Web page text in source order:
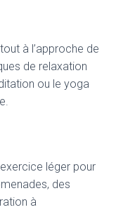
à l’approche de
de relaxation
ou le yoga
léger pour
des
à